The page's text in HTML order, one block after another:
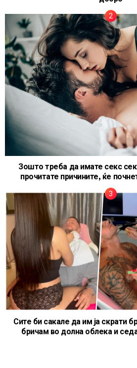
Зошто треба да имате секс
прочитате причините, ќе
Сите би сакале да им ја скрати
бричам во долна облека и